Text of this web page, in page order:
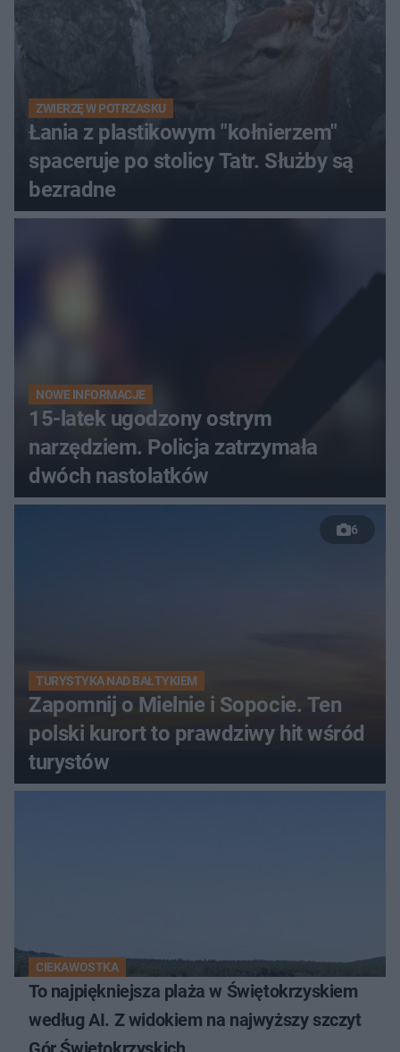
ZWIERZĘ W POTRZASKU
Łania z plastikowym "kołnierzem"
spaceruje po stolicy Tatr. Służby są
bezradne
NOWE INFORMACJE
15-latek ugodzony ostrym
narzędziem. Policja zatrzymała
dwóch nastolatków
6
TURYSTYKA NAD BAŁTYKIEM
Zapomnij o Mielnie i Sopocie. Ten
polski kurort to prawdziwy hit wśród
turystów
CIEKAWOSTKA
To najpiękniejsza plaża w Świętokrzyskiem
według AI. Z widokiem na najwyższy szczyt